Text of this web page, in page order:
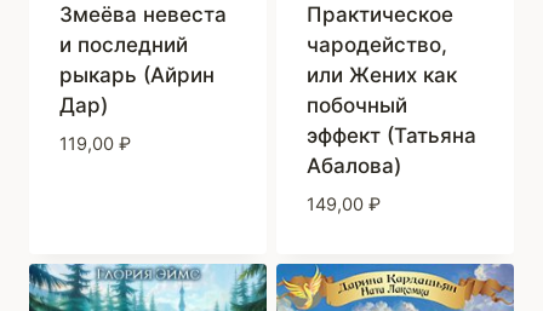
Змеёва невеста
и последний
рыкарь (Айрин
Дар)
119,00 ₽
Практическое
чародейство,
или Жених как
побочный
эффект (Татьяна
Абалова)
149,00 ₽